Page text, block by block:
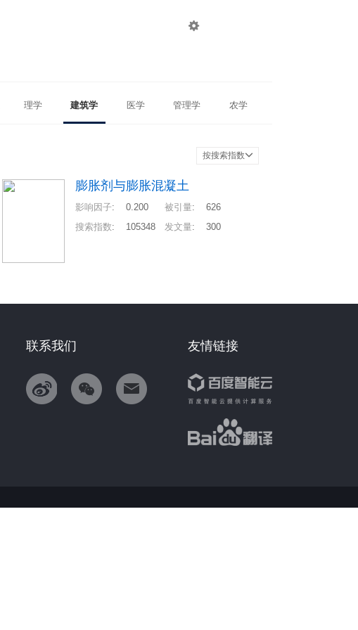

理学 建筑学 医学 管理学 农学
按搜索指数
膨胀剂与膨胀混凝土
影响因子: 0.200 被引量:
626
搜索指数: 105348 发文量: 300
友情链接
联系我们